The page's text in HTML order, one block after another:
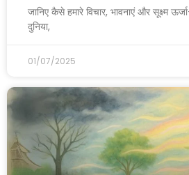
जानिए कैसे हमारे विचार, भावनाएं और सूक्ष्म
दुनिया,
01/07/2025